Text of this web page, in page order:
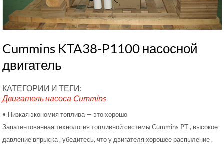
Cummins KTA38-P1100 насосной
двигатель
КАТЕГОРИИ И ТЕГИ:
Двигатель насоса Cummins
• Низкая экономия топлива — это хорошо
Запатентованная технология топливной системы Cummins PT , высокое
давление впрыска , убедитесь, что у двигателя хорошее распыление ,